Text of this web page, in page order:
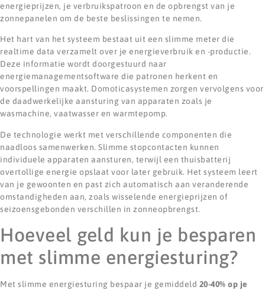
energieprijzen, je verbruikspatroon en de opbrengst van je
zonnepanelen om de beste beslissingen te nemen.
Het hart van het systeem bestaat uit een slimme meter die
realtime data verzamelt over je energieverbruik en -productie.
Deze informatie wordt doorgestuurd naar
energiemanagementsoftware die patronen herkent en
voorspellingen maakt. Domoticasystemen zorgen vervolgens voor
de daadwerkelijke aansturing van apparaten zoals je
wasmachine, vaatwasser en warmtepomp.
De technologie werkt met verschillende componenten die
naadloos samenwerken. Slimme stopcontacten kunnen
individuele apparaten aansturen, terwijl een thuisbatterij
overtollige energie opslaat voor later gebruik. Het systeem leert
van je gewoonten en past zich automatisch aan veranderende
omstandigheden aan, zoals wisselende energieprijzen of
seizoensgebonden verschillen in zonneopbrengst.
Hoeveel geld kun je besparen
met slimme energiesturing?
Met slimme energiesturing bespaar je gemiddeld 20-40% op je